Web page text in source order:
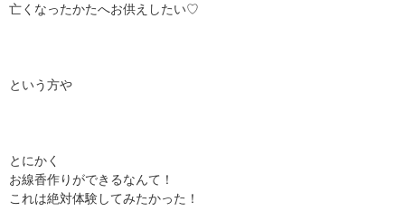
亡くなったかたへお供えしたい♡
という方や
とにかく
お線香作りができるなんて！
これは絶対体験してみたかった！